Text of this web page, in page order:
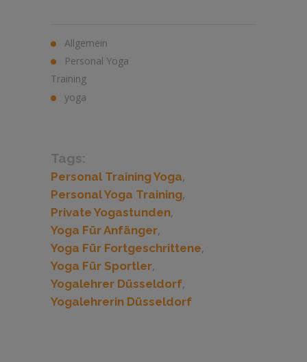
Allgemein
Personal Yoga
Training
yoga
Tags:
Personal Training Yoga,
Personal Yoga Training,
Private Yogastunden,
Yoga Für Anfänger,
Yoga Für Fortgeschrittene,
Yoga Für Sportler,
Yogalehrer Düsseldorf,
Yogalehrerin Düsseldorf